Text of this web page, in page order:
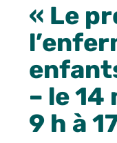
« Le
– le 14
9 h à